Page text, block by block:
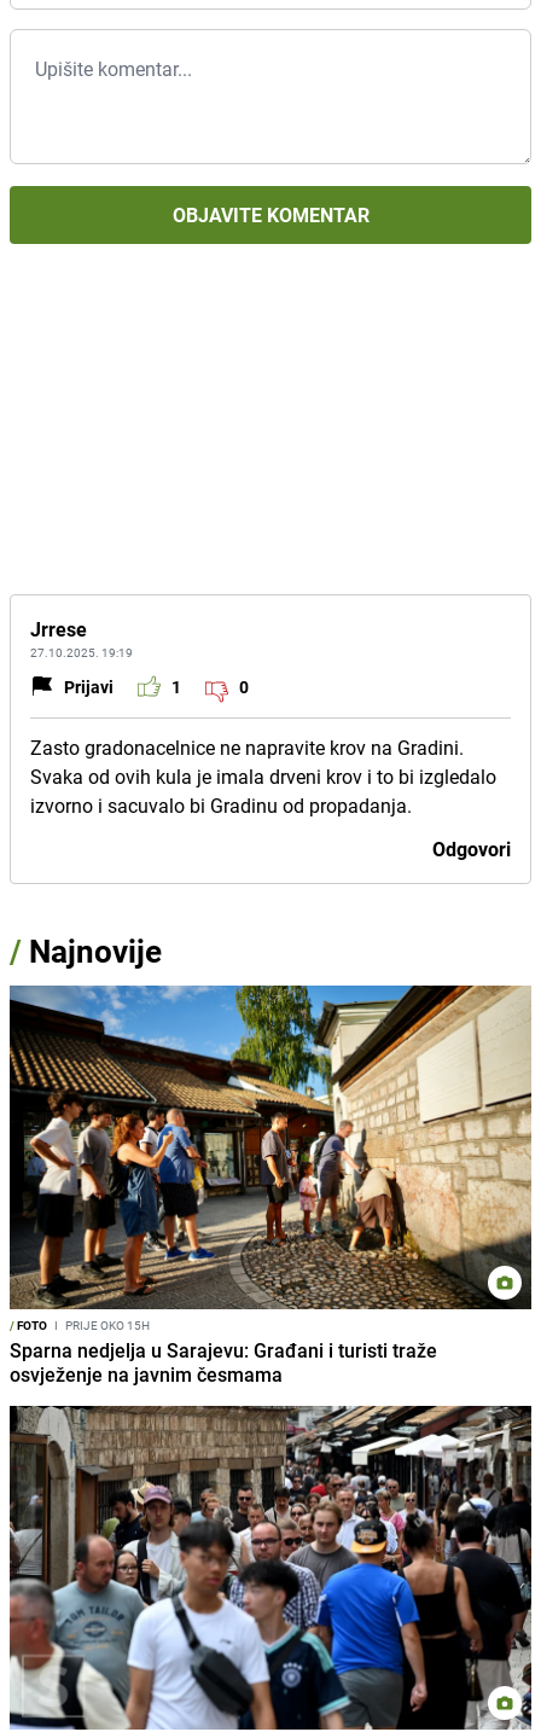
OBJAVITE KOMENTAR
Jrrese
27.10.2025. 19:19
Prijavi 1 0
Zasto gradonacelnice ne napravite krov na Gradini.
Svaka od ovih kula je imala drveni krov i to bi izgledalo
izvorno i sacuvalo bi Gradinu od propadanja.
Odgovori
/ Najnovije
/FOTO I PRIJE OKO 15H
Sparna nedjelja u Sarajevu: Građani i turisti traže
osvježenje na javnim česmama